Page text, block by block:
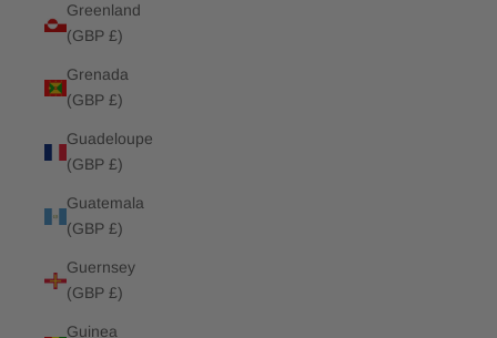
Greenland
(GBP £)
Grenada
(GBP £)
Guadeloupe
(GBP £)
Guatemala
(GBP £)
Guernsey
(GBP £)
Guinea